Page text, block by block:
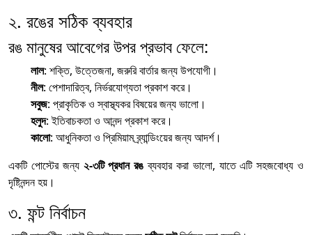
২. রঙের সঠিক ব্যবহার
রঙ মানুষের আবেগের উপর প্রভাব ফেলে:
লাল: শক্তি, উত্তেজনা, জরুরি বার্তার জন্য উপযোগী।
নীল: পেশাদারিত্ব, নির্ভরযোগ্যতা প্রকাশ করে।
সবুজ: প্রাকৃতিক ও স্বাস্থ্যকর বিষয়ের জন্য ভালো।
হলুদ: ইতিবাচকতা ও আনন্দ প্রকাশ করে।
কালো: আধুনিকতা ও প্রিমিয়াম ব্র্যান্ডিংয়ের জন্য আদর্শ।
একটি পোস্টের জন্য ২-৩টি প্রধান রঙ ব্যবহার করা ভালো, যাতে এটি সহজবোধ্য ও
দৃষ্টিনন্দন হয়।
৩. ফন্ট নির্বাচন